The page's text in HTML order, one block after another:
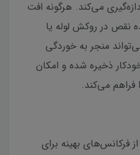
می‌کند. هرگونه افت
نقص در روکش لوله یا
منجر به خوردگی
ذخیره شده و امکان
فراهم می‌کند.
فرکانس‌های بهینه برای